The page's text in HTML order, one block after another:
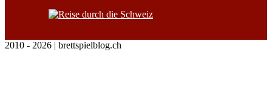
2010 - 2026 | brettspielblog.ch